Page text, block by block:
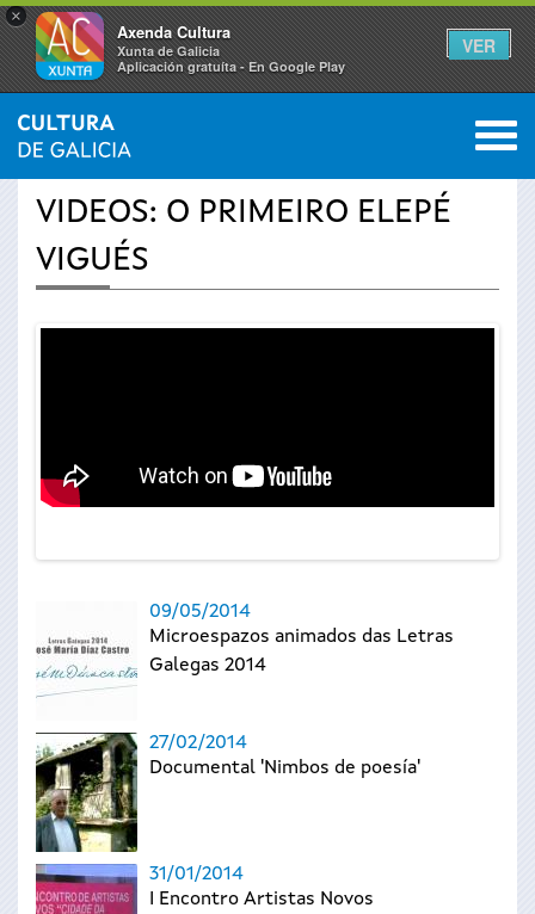
×
Axenda Cultura
Xunta de Galicia
Aplicación gratuíta - En Google Play
VER
Vostede
aquí
INICIO › ACTUALIDADE 0
VIDEOS: O PRIMEIRO ELEPÉ
VIGUÉS
09/05/2014
Microespazos animados das Letras
Galegas 2014
27/02/2014
Documental 'Nimbos de poesía'
31/01/2014
I Encontro Artistas Novos